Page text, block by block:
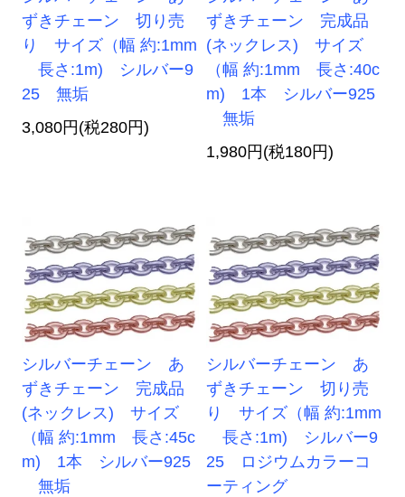
ずきチェーン 切り売
り サイズ（幅 約:1mm
長さ:1m) シルバー9
25 無垢
3,080円(税280円)
ずきチェーン 完成品
(ネックレス) サイズ
（幅 約:1mm 長さ:40c
m) 1本 シルバー925
無垢
1,980円(税180円)
シルバーチェーン あ
ずきチェーン 完成品
(ネックレス) サイズ
（幅 約:1mm 長さ:45c
m) 1本 シルバー925
無垢
シルバーチェーン あ
ずきチェーン 切り売
り サイズ（幅 約:1mm
長さ:1m) シルバー9
25 ロジウムカラーコ
ーティング